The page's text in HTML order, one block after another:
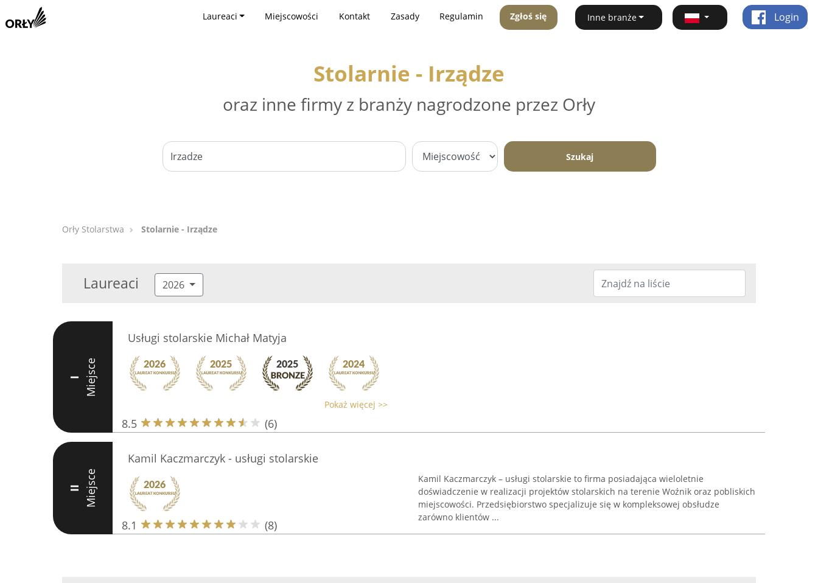
Laureaci Miejscowości Kontakt Zasady Regulamin Zgłoś się Inne branże Login
Stolarnie - Irządze
oraz inne firmy z branży nagrodzone przez Orły
Szukaj
Orły Stolarstwa Stolarnie - Irządze
Laureaci 2026
I Miejsce
Usługi stolarskie Michał Matyja
Pokaż więcej >>
8.5 (6)
II Miejsce
Kamil Kaczmarczyk - usługi stolarskie
8.1 (8)
Kamil Kaczmarczyk – usługi stolarskie to firma posiadająca wieloletnie
doświadczenie w realizacji projektów stolarskich na terenie Woźnik oraz pobliskich
miejscowości. Przedsiębiorstwo specjalizuje się w kompleksowej obsłudze
zarówno klientów ...